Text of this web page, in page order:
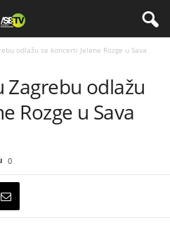
odlažu se koncerti Jelene Rozge u Sava
Zagrebu odlažu
Rozge u Sava
0